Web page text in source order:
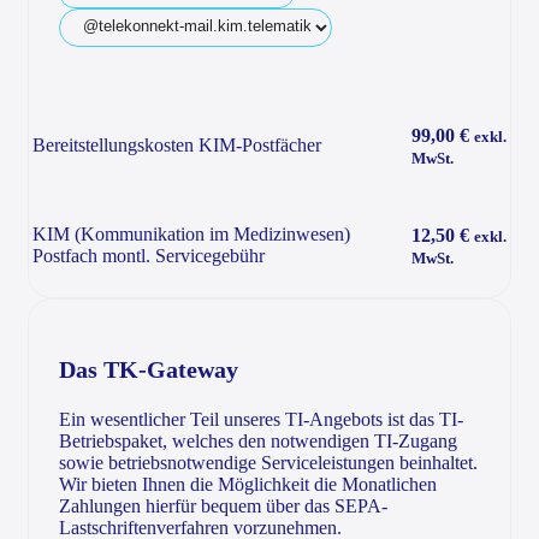
Bereitstellungskosten KIM-Postfächer
99,00 € exkl.
MwSt.
KIM (Kommunikation im Medizinwesen)
Postfach montl. Servicegebühr
12,50 € exkl.
MwSt.
Das TK-Gateway
Ein wesentlicher Teil unseres TI-Angebots ist das TI-
Betriebspaket, welches den notwendigen TI-Zugang
sowie betriebsnotwendige Serviceleistungen beinhaltet.
Wir bieten Ihnen die Möglichkeit die Monatlichen
Zahlungen hierfür bequem über das SEPA-
Lastschriftenverfahren vorzunehmen.